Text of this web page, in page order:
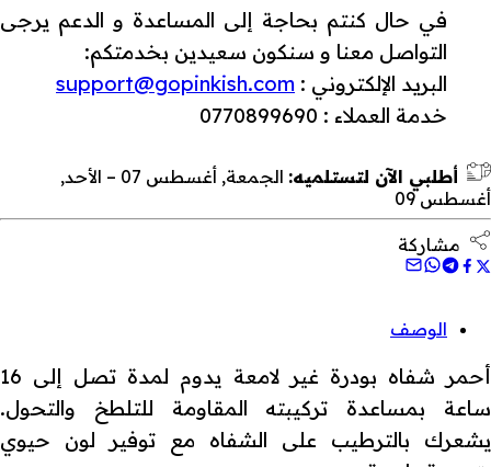
في حال كنتم بحاجة إلى المساعدة و الدعم يرجى
التواصل معنا و سنكون سعيدين بخدمتكم:
البريد الإلكتروني : support@gopinkish.com
خدمة العملاء : 0770899690
أطلبي الآن لتستلميه:
الجمعة, أغسطس 07 – الأحد,
أغسطس 09
مشاركة
الوصف
أحمر شفاه بودرة غير لامعة يدوم لمدة تصل إلى 16
ساعة بمساعدة تركيبته المقاومة للتلطخ والتحول.
يشعرك بالترطيب على الشفاه مع توفير لون حيوي